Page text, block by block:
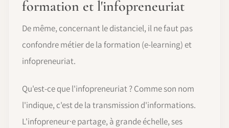
formation et l'infopreneuriat
De même, concernant le distanciel, il ne faut pas
confondre métier de la formation (e-learning) et
infopreneuriat.
Qu'est-ce que l'infopreneuriat ? Comme son nom
l'indique, c'est de la transmission d'informations.
L'infopreneur·e partage, à grande échelle, ses